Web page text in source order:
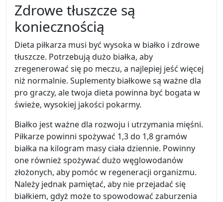
Zdrowe tłuszcze są
koniecznością
Dieta piłkarza musi być wysoka w białko i zdrowe
tłuszcze. Potrzebują dużo białka, aby
zregenerować się po meczu, a najlepiej jeść więcej
niż normalnie. Suplementy białkowe są ważne dla
pro graczy, ale twoja dieta powinna być bogata w
świeże, wysokiej jakości pokarmy.
Białko jest ważne dla rozwoju i utrzymania mięśni.
Piłkarze powinni spożywać 1,3 do 1,8 gramów
białka na kilogram masy ciała dziennie. Powinny
one również spożywać dużo węglowodanów
złożonych, aby pomóc w regeneracji organizmu.
Należy jednak pamiętać, aby nie przejadać się
białkiem, gdyż może to spowodować zaburzenia